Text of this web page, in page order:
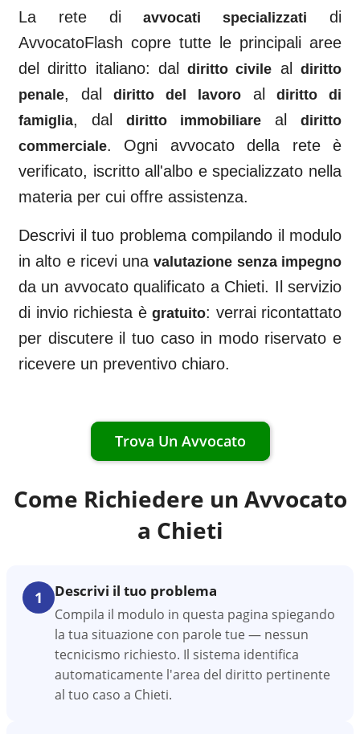
La rete diavvocati specializzati
di
AvvocatoFlash copre tutte le principali aree
del diritto italiano: daldiritto civile al
diritto
penale, dal diritto del lavoroal
diritto di
famiglia, dal diritto immobiliare al
diritto
commerciale. Ogni avvocato della rete è
verificato, iscritto all'albo e specializzato nella
materia per cui offre assistenza.
Descrivi il tuo problema compilando il modulo
in alto e ricevi unavalutazione senza impegno
da un avvocato qualificato a Chieti. Il servizio
di invio richiesta è gratuito: verrai ricontattato
per discutere il tuo caso in modo riservato e
ricevere un preventivo chiaro.
Trova Un Avvocato
Come Richiedere un Avvocato
a Chieti
1 Descrivi il tuo problema
Compila il modulo in questa pagina spiegando
la tua situazione con parole tue — nessun
tecnicismo richiesto. Il sistema identifica
automaticamente l'area del diritto pertinente
al tuo caso a Chieti.